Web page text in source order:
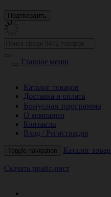
Главное меню
Каталог товаров
Доставка и оплата
Бонусная программа
О компании
Контакты
Вход / Регистрация
Toggle navigation Каталог
Скачать прайс-лист